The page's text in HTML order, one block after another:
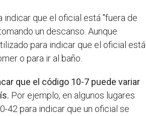
indicar que el oficial está "fuera de
un descanso. Aunque
para indicar que el oficial está
o para ir al baño.
que el código 10-7 puede variar
Por ejemplo, en algunos lugares
42 para indicar que un oficial se